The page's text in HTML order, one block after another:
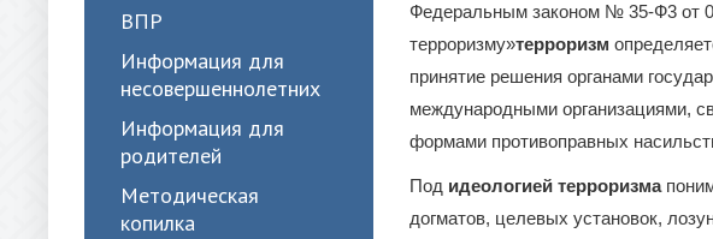
ВПР
Информация для
несовершеннолетних
Информация для
родителей
Методическая
копилка
Федеральным законом № 35-Ф3 от
терроризму»терроризм
принятие решения органами
международными организациями,
формами противоправных
Под идеологией терроризма
догматов, целевых установок,